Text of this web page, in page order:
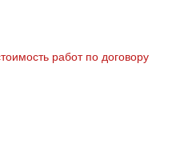
работ по договору